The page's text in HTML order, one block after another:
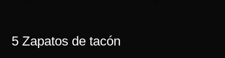
5 Zapatos de tacón